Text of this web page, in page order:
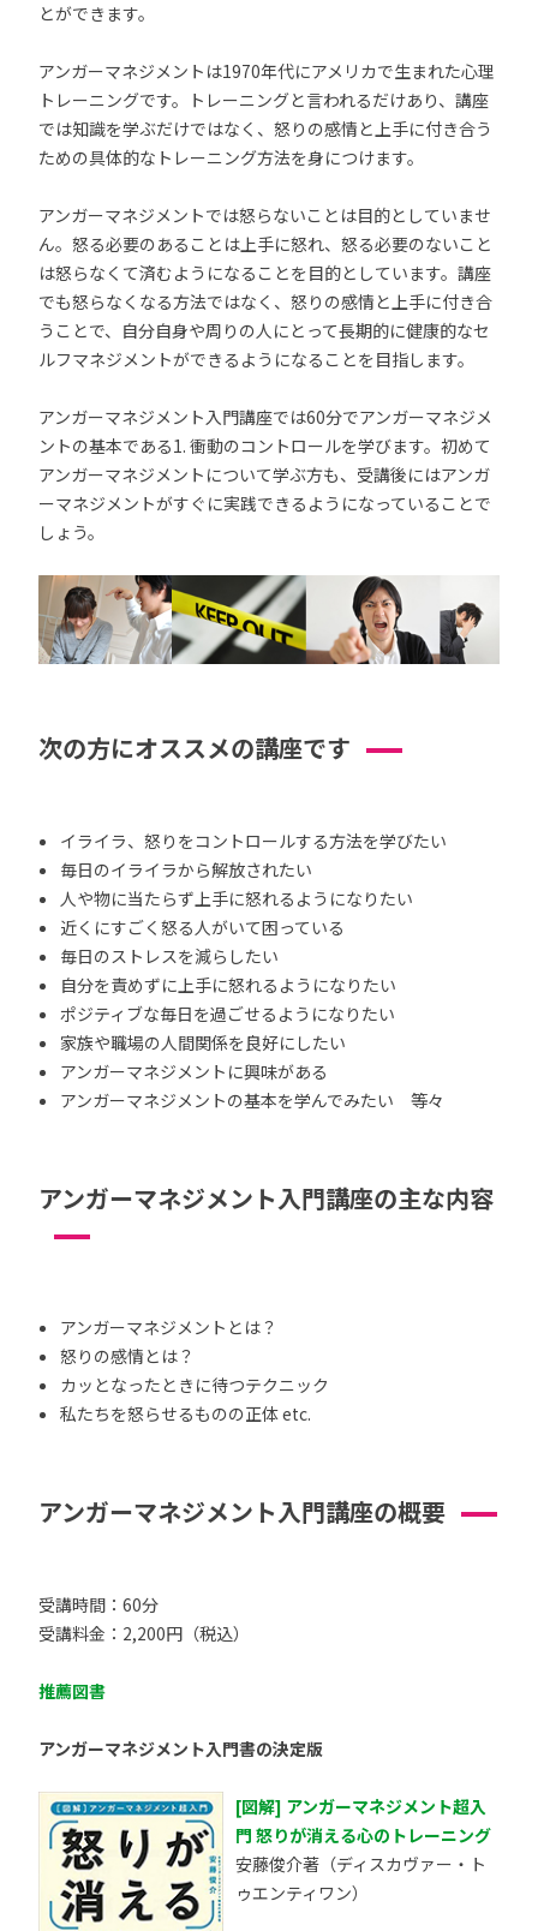
とができます。
アンガーマネジメントは1970年代にアメリカで生まれた心理
トレーニングです。トレーニングと言われるだけあり、講座
では知識を学ぶだけではなく、怒りの感情と上手に付き合う
ための具体的なトレーニング方法を身につけます。
アンガーマネジメントでは怒らないことは目的としていませ
ん。怒る必要のあることは上手に怒れ、怒る必要のないこと
は怒らなくて済むようになることを目的としています。講座
でも怒らなくなる方法ではなく、怒りの感情と上手に付き合
うことで、自分自身や周りの人にとって長期的に健康的なセ
ルフマネジメントができるようになることを目指します。
アンガーマネジメント入門講座では60分でアンガーマネジメ
ントの基本である1. 衝動のコントロールを学びます。初めて
アンガーマネジメントについて学ぶ方も、受講後にはアンガ
ーマネジメントがすぐに実践できるようになっていることで
しょう。
次の方にオススメの講座です
イライラ、怒りをコントロールする方法を学びたい
毎日のイライラから解放されたい
人や物に当たらず上手に怒れるようになりたい
近くにすごく怒る人がいて困っている
毎日のストレスを減らしたい
自分を責めずに上手に怒れるようになりたい
ポジティブな毎日を過ごせるようになりたい
家族や職場の人間関係を良好にしたい
アンガーマネジメントに興味がある
アンガーマネジメントの基本を学んでみたい 等々
アンガーマネジメント入門講座の主な内容
アンガーマネジメントとは？
怒りの感情とは？
カッとなったときに待つテクニック
私たちを怒らせるものの正体 etc.
アンガーマネジメント入門講座の概要
受講時間：60分
受講料金：2,200円（税込）
推薦図書
アンガーマネジメント入門書の決定版
[図解] アンガーマネジメント超入
門 怒りが消える心のトレーニング
安藤俊介著（ディスカヴァー・ト
ゥエンティワン）